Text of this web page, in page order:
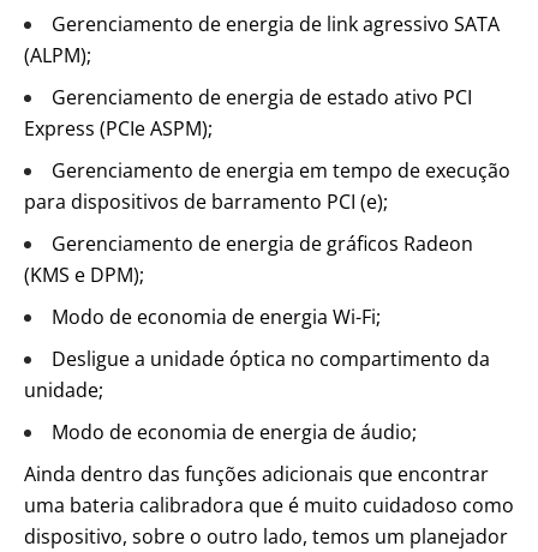
Gerenciamento de energia de link agressivo SATA
(ALPM);
Gerenciamento de energia de estado ativo PCI
Express (PCIe ASPM);
Gerenciamento de energia em tempo de execução
para dispositivos de barramento PCI (e);
Gerenciamento de energia de gráficos Radeon
(KMS e DPM);
Modo de economia de energia Wi-Fi;
Desligue a unidade óptica no compartimento da
unidade;
Modo de economia de energia de áudio;
Ainda dentro das funções adicionais que encontrar
uma bateria calibradora que é muito cuidadoso como
dispositivo, sobre o outro lado, temos um planejador